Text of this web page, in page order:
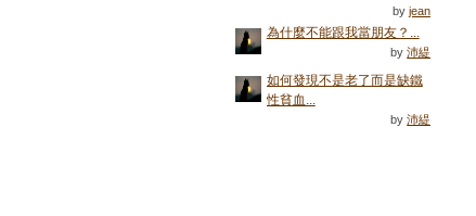
byjean
為什麼不能跟我當朋友？...
by沛緹
如何發現不是老了而是缺鐵
性貧血...
by沛緹